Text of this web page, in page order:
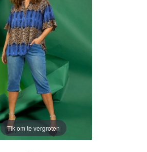
Tik om te vergroten